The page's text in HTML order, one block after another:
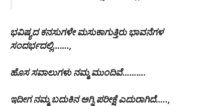
ಭವಿಷ್ಯದ ಕನಸುಗಳೇ ಮಸುಕಾಗುತ್ತಿರು ಭಾವನೆಗಳ
ಸಂದರ್ಭದಲ್ಲಿ…….,
ಹೊಸ ಸವಾಲುಗಳು ನಮ್ಮ ಮುಂದಿವೆ……….
ಇದೀಗ ನಮ್ಮ ಬದುಕಿನ ಅಗ್ನಿ ಪರೀಕ್ಷೆ ಎದುರಾಗಿದೆ…..,